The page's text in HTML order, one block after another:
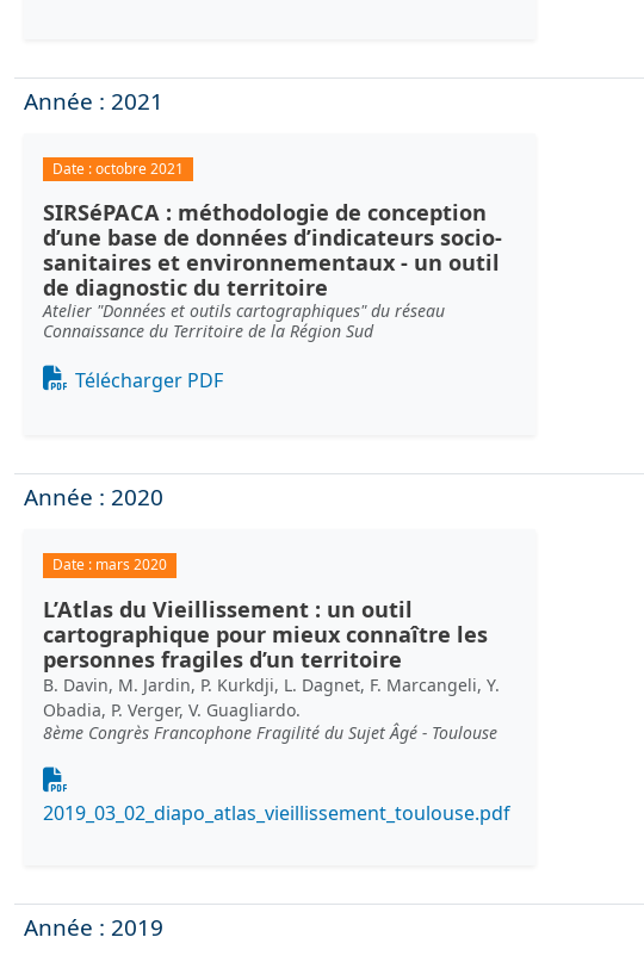
Année : 2021
Date :octobre 2021
SIRSéPACA : méthodologie de conception
d’une base de données d’indicateurs socio-
sanitaires et environnementaux - un outil
de diagnostic du territoire
Atelier "Données et outils cartographiques" du réseau
Connaissance du Territoire de la Région Sud
Document
Télécharger PDF
Année : 2020
Date : mars 2020
L’Atlas du Vieillissement : un outil
cartographique pour mieux connaître les
personnes fragiles d’un territoire
B. Davin, M. Jardin, P. Kurkdji, L. Dagnet, F. Marcangeli, Y.
Obadia, P. Verger, V. Guagliardo.
8ème Congrès Francophone Fragilité du Sujet Âgé - Toulouse
Document
2019_03_02_diapo_atlas_vieillissement_toulouse.pdf
Année : 2019